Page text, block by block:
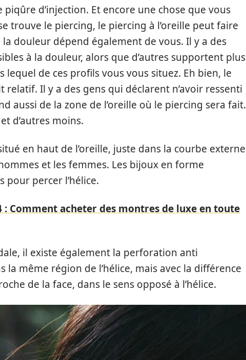
d’injection. Et encore une chose que vous
trouve le piercing, le piercing à l’oreille peut faire
la douleur dépend également de vous. Il y a des
à la douleur, alors que d’autres supportent plus
lequel de ces profils vous vous situez. Eh bien, le
Il y a des gens qui déclarent n’avoir ressenti
aussi de la zone de l’oreille où le piercing sera fait.
d’autres moins.
en haut de l’oreille, juste dans la courbe externe
et les femmes. Les bijoux en forme
pour percer l’hélice.
: Comment acheter des montres de luxe en toute
il existe également la perforation anti
la même région de l’hélice, mais avec la différence
de la face, dans le sens opposé à l’hélice.